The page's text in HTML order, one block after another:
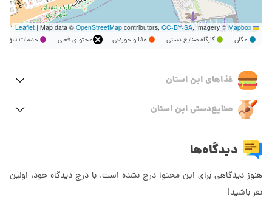
Leaflet
| Map data © OpenStreetMapcontributors, CC-BY-SA, Imagery © Mapbox
مکان کارگاه صنایع دستی غذا و خوردنی محتوای فعلی خدمات
غذاهای این استان
صنایع‌دستی این استان
دیدگاه‌ها
هنوز دیدگاهی برای این محتوا درج نشده است. با درج دیدگاه خود، اولین
نفر باشید!